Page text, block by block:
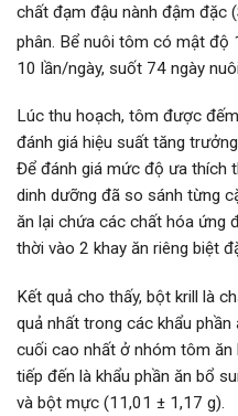
chất đạm đậu nành đậm đặc
phân. Bể nuôi tôm có mật độ
10 lần/ngày, suốt 74 ngày
Lúc thu hoạch, tôm được
đánh giá hiệu suất tăng
Để đánh giá mức độ ưa thích
dinh dưỡng đã so sánh từng
ăn lại chứa các chất hóa ứng
thời vào 2 khay ăn riêng biệt
Kết quả cho thấy, bột krill là
quả nhất trong các khẩu
cuối cao nhất ở nhóm tôm ăn
tiếp đến là khẩu phần ăn bổ
và bột mực (11,01 ± 1,17 g).